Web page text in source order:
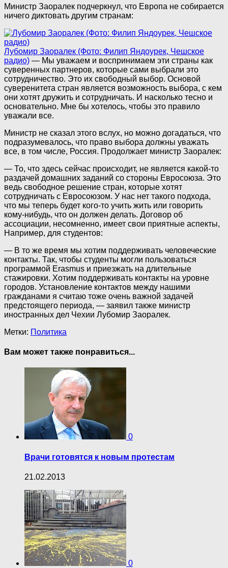
Министр Заоралек подчеркнул, что Европа не собирается
ничего диктовать другим странам:
Лубомир Заоралек (Фото: Филип Яндоурек, Чешское
радио) — Мы уважаем и воспринимаем эти страны как
суверенных партнеров, которые сами выбрали это
сотрудничество. Это их свободный выбор. Основой
суверенитета стран является возможность выбора, с кем
они хотят дружить и сотрудничать. И насколько тесно и
основательно. Мне бы хотелось, чтобы это правило
уважали все.
Министр не сказал этого вслух, но можно догадаться, что
подразумевалось, что право выбора должны уважать
все, в том числе, Россия. Продолжает министр Заоралек:
— То, что здесь сейчас происходит, не является какой-то
раздачей домашних заданий со стороны Евросоюза. Это
ведь свободное решение стран, которые хотят
сотрудничать с Евросоюзом. У нас нет такого подхода,
что мы теперь будет кого-то учить жить или говорить
кому-нибудь, что он должен делать. Договор об
ассоциации, несомненно, имеет свои приятные аспекты,
Например, для студентов:
— В то же время мы хотим поддерживать человеческие
контакты. Так, чтобы студенты могли пользоваться
программой Erasmus и приезжать на длительные
стажировки. Хотим поддерживать контакты на уровне
городов. Установление контактов между нашими
гражданами я считаю тоже очень важной задачей
предстоящего периода, — заявил также министр
иностранных дел Чехии Лубомир Заоралек.
Метки: Политика
Вам может также понравиться...
0
Врачи готовятся к новым протестам
21.02.2013
0